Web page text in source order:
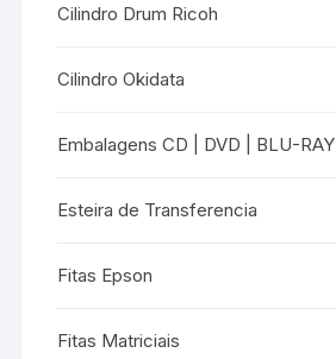
Cilindro Drum Ricoh
Cilindro Okidata
Embalagens CD | DVD | BLU-RAY
Esteira de Transferencia
Fitas Epson
Fitas Matriciais